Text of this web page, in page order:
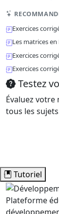
Exercices
Les matrices
Exercices
Exercices
Testez
Évaluez
tous les
Tutoriel
Plateforme